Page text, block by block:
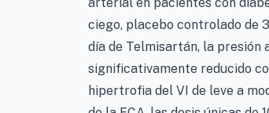
ciego, placebo controlado de
día de Telmisartán, la presión
significativamente reducido
hipertrofia del VI de leve a